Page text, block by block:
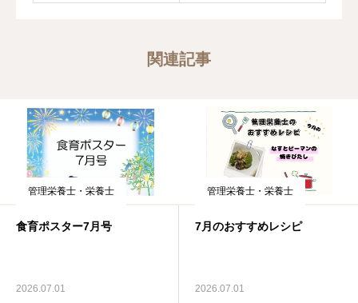
関連記事
管理栄養士・栄養士
食育ポスター7月号
2026.07.01
管理栄養士・栄養士
7月のおすすめレシピ
2026.07.01